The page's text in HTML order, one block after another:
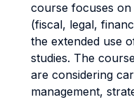
course focuses on
(fiscal, legal,
the extended use
studies. The
are considering
management,